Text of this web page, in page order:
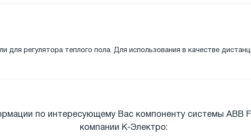
для регулятора теплого пола. Для использования в качестве
по интересующему Вас компоненту системы ABB
компании К-Электро: